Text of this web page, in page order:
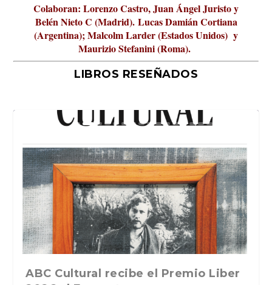
Colaboran: Lorenzo Castro, Juan Ángel Juristo y
Belén Nieto C (Madrid). Lucas Damián Cortiana
(Argentina); Malcolm Larder (Estados Unidos) y
Maurizio Stefanini (Roma).
LIBROS RESEÑADOS
La verdadera odisea del espacio en
ABC Cultural recibe el Premio Liber
La cultura de la transgresión.